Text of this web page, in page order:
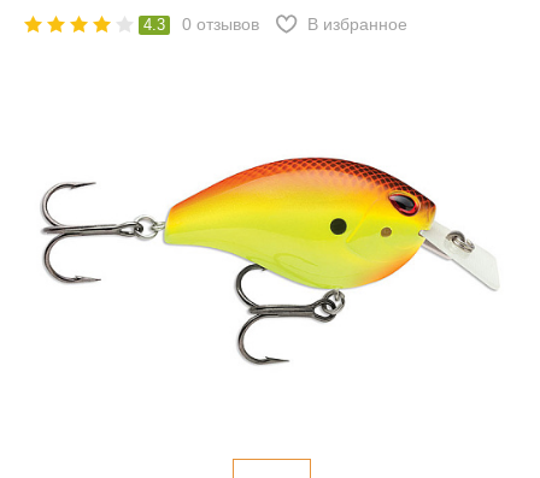
4.3 0 отзывов В избранное